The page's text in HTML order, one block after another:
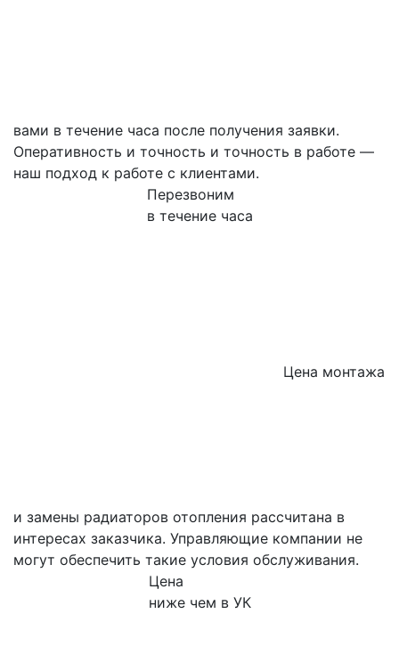
вами в течение часа после получения заявки.
Оперативность и точность и точность в работе —
наш подход к работе с клиентами.
Перезвоним
в течение часа
Цена монтажа
и замены радиаторов отопления рассчитана в
интересах заказчика. Управляющие компании не
могут обеспечить такие условия обслуживания.
Цена
ниже чем в УК